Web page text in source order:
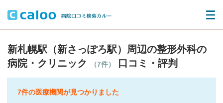
新札幌駅（新さっぽろ駅）周辺の整形外科の
病院・クリニック
（7件） 口コミ・評判
7件の医療機関が見つかりました